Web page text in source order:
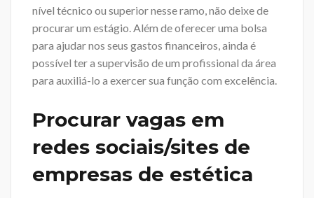
nível técnico ou superior nesse ramo, não deixe de
procurar um estágio. Além de oferecer uma bolsa
para ajudar nos seus gastos financeiros, ainda é
possível ter a supervisão de um profissional da área
para auxiliá-lo a exercer sua função com excelência.
Procurar vagas em
redes sociais/sites de
empresas de estética